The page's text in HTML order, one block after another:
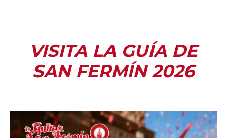
VISITA LA GUÍA DE
SAN FERMÍN 2026